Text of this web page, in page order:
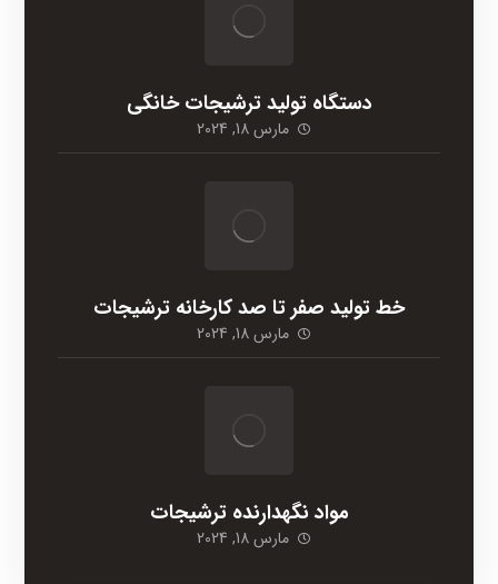
دستگاه تولید ترشیجات خانگی
مارس 18, 2024
خط تولید صفر تا صد کارخانه ترشیجات
مارس 18, 2024
مواد نگهدارنده ترشیجات
مارس 18, 2024